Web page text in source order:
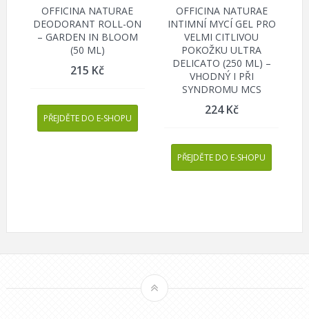
OFFICINA NATURAE
DEODORANT ROLL-ON
– GARDEN IN BLOOM
(50 ML)
215 Kč
PŘEJDĚTE DO E-SHOPU
OFFICINA NATURAE
INTIMNÍ MYCÍ GEL PRO
VELMI CITLIVOU
POKOŽKU ULTRA
DELICATO (250 ML) –
VHODNÝ I PŘI
SYNDROMU MCS
224Kč
PŘEJDĚTE DO E-SHOPU